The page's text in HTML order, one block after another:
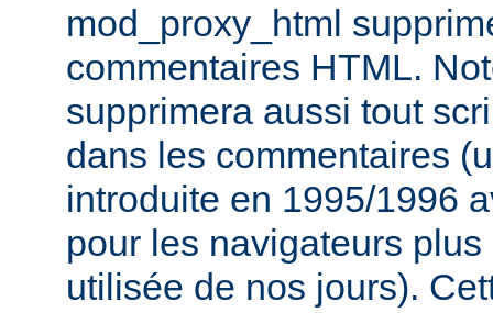
mod_proxy_html
commentaires HTML.
supprimera aussi tout
dans les commentaires
introduite en 1995/1996
pour les navigateurs
utilisée de nos jours).